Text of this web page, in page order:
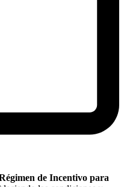
de Incentivo para